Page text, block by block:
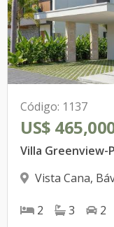
Código: 1137
US$
Villa Greenview-
Vista Cana,
2 3 2